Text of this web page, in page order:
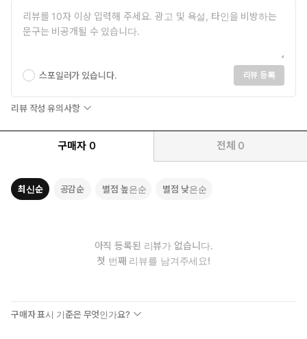
스포일러가 있습니다. 리뷰 등록
리뷰 작성 유의사항
구매자 0 전체 0
최신순 공감순 별점 높은순 별점 낮은순
아직 등록된 리뷰가 없습니다.
첫 번째 리뷰를 남겨주세요!
구매자 표시 기준은 무엇인가요?